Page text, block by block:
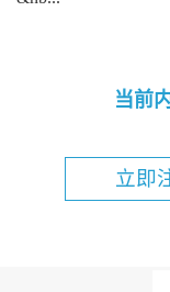
当前
立即